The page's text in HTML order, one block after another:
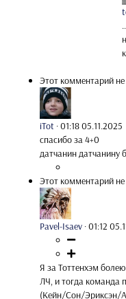
Этот комментарий
iTot ·01:18 05.11.2025
спасибо за 4+0
датчанин датчанину
Этот комментарий
Pavel-Isaev ·01:12
Я за Тоттенхэм
ЛЧ, и тогда команда
(Кейн/Сон/Эриксэн/